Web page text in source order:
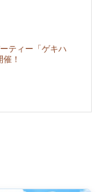
ティー「ゲキハ
！